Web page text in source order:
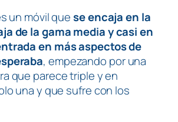
un móvil quese encaja en la
de la gama media y casi en
en más aspectos de
, empezando por una
que parece triple y en
una y que sufre con los